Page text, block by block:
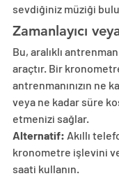
sevdiğiniz müziği
Zamanlayıcı
Bu, aralıklı
araçtır. Bir
antrenmanınızın ne
veya ne kadar süre
etmenizi sağlar.
Alternatif: Akıllı
kronometre işlevini
saati kullanın.